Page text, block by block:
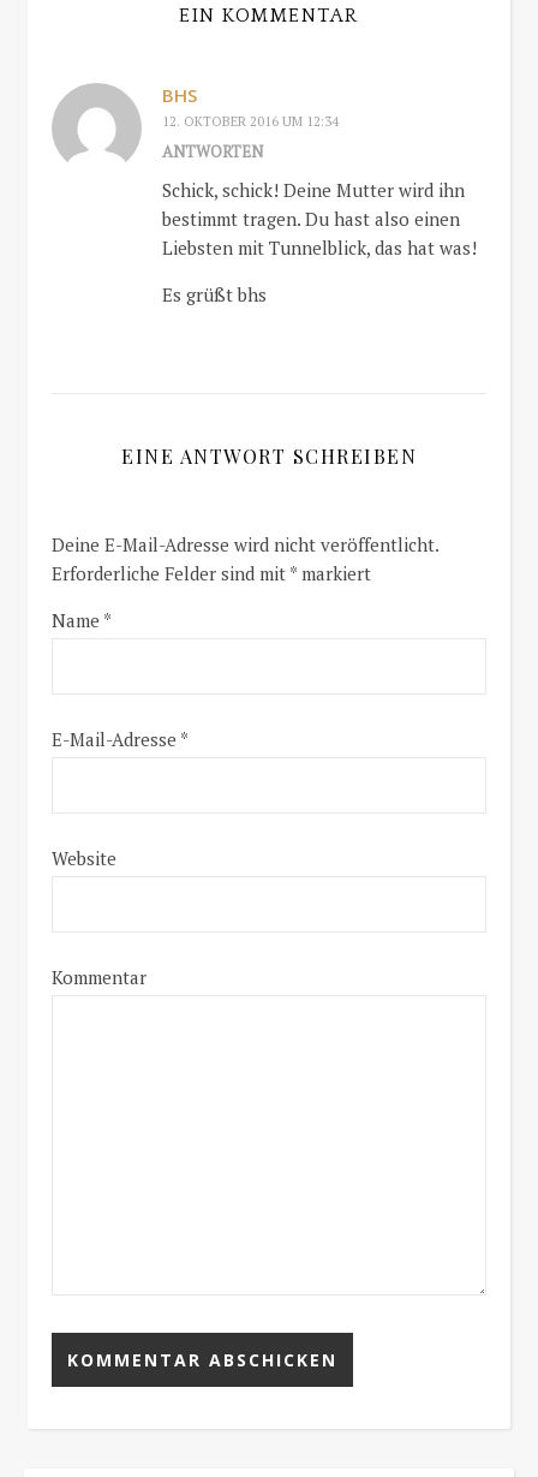
EIN KOMMENTAR
BHS
12. OKTOBER 2016 UM 12:34
ANTWORTEN
Schick, schick! Deine Mutter wird ihn
bestimmt tragen. Du hast also einen
Liebsten mit Tunnelblick, das hat was!
Es grüßt bhs
EINE ANTWORT SCHREIBEN
Deine E-Mail-Adresse wird nicht veröffentlicht.
Erforderliche Felder sind mit * markiert
Name *
E-Mail-Adresse *
Website
Kommentar